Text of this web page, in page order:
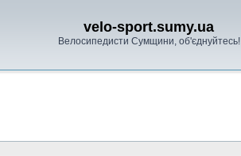
velo-sport.sumy.ua
Велосипедисти Сумщини, об'єднуйтесь!